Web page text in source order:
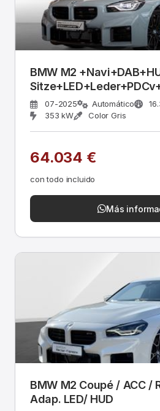
BMW M2
07-2025 Automático
353 kW
Color Gris
64.034 €
con todo incluido
Más
BMW M2 Coupé / ACC /
Adap. LED/ HUD